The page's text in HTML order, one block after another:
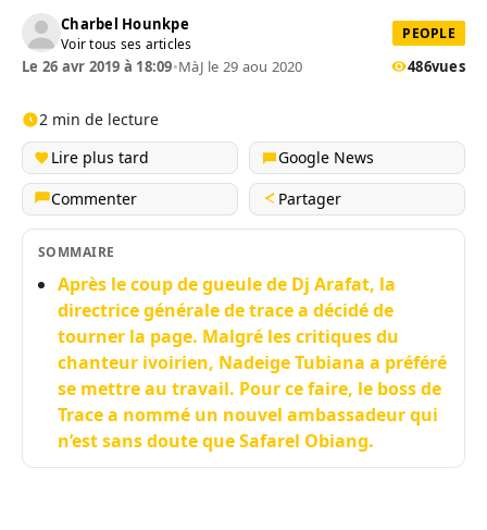
Charbel Hounkpe
Voir tous ses articles
PEOPLE
Le 26 avr 2019 à 18:09•MàJ le 29 aou 2020 486vues
2 min de lecture
Lire plus tard
Google News
Commenter
Partager
SOMMAIRE
Après le coup de gueule de Dj Arafat, la
directrice générale de trace a décidé de
tourner la page. Malgré les critiques du
chanteur ivoirien, Nadeige Tubiana a préféré
se mettre au travail. Pour ce faire, le boss de
Trace a nommé un nouvel ambassadeur qui
n’est sans doute que Safarel Obiang.